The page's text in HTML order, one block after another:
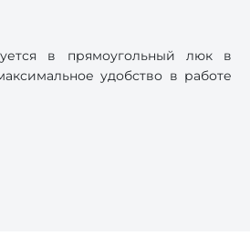
в прямоугольный люк в
удобство в работе